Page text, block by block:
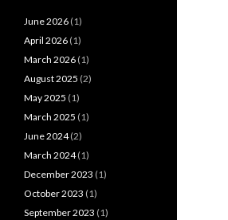
June 2026 (1)
April 2026 (1)
March 2026 (1)
August 2025 (2)
May 2025 (1)
March 2025 (1)
June 2024(2)
March 2024(1)
December 2023 (1)
October 2023 (1)
September 2023 (1)